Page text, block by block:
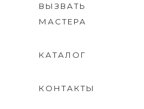
ВЫЗВАТЬ
МАСТЕРА
КАТАЛОГ
КОНТАКТЫ